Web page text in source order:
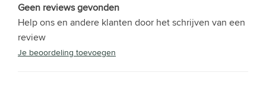
Geen reviews gevonden
Help ons en andere klanten door het schrijven van een
review
Je beoordeling toevoegen